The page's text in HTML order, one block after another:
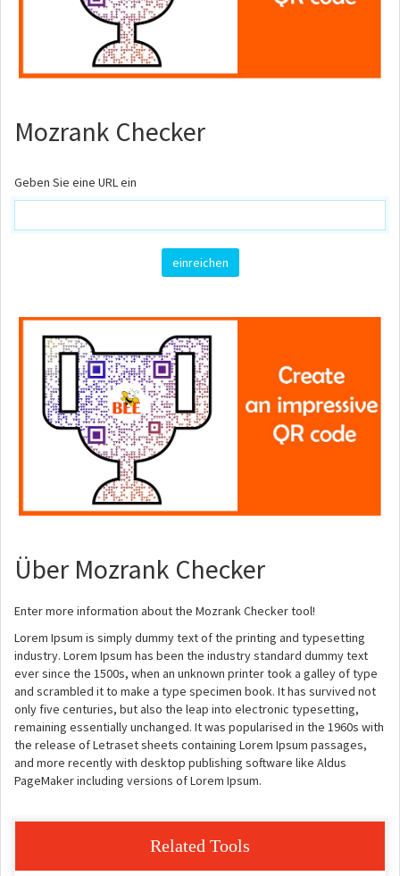
Mozrank Checker
Geben Sie eine URL ein
Über Mozrank Checker
Enter more information about the Mozrank Checker tool!
Lorem Ipsum is simply dummy text of the printing and typesetting
industry. Lorem Ipsum has been the industry standard dummy text
ever since the 1500s, when an unknown printer took a galley of type
and scrambled it to make a type specimen book. It has survived not
only five centuries, but also the leap into electronic typesetting,
remaining essentially unchanged. It was popularised in the 1960s with
the release of Letraset sheets containing Lorem Ipsum passages,
and more recently with desktop publishing software like Aldus
PageMaker including versions of Lorem Ipsum.
Related Tools